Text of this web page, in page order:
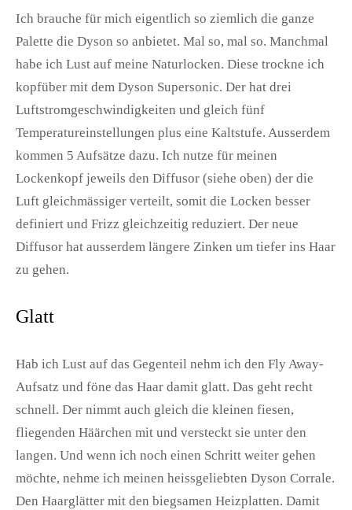
Ich brauche für mich eigentlich so ziemlich die ganze
Palette die Dyson so anbietet. Mal so, mal so. Manchmal
habe ich Lust auf meine Naturlocken. Diese trockne ich
kopfüber mit dem Dyson Supersonic. Der hat drei
Luftstromgeschwindigkeiten und gleich fünf
Temperatureinstellungen plus eine Kaltstufe. Ausserdem
kommen 5 Aufsätze dazu. Ich nutze für meinen
Lockenkopf jeweils den Diffusor (siehe oben) der die
Luft gleichmässiger verteilt, somit die Locken besser
definiert und Frizz gleichzeitig reduziert. Der neue
Diffusor hat ausserdem längere Zinken um tiefer ins Haar
zu gehen.
Glatt
Hab ich Lust auf das Gegenteil nehm ich den Fly Away-
Aufsatz und föne das Haar damit glatt. Das geht recht
schnell. Der nimmt auch gleich die kleinen fiesen,
fliegenden Häärchen mit und versteckt sie unter den
langen. Und wenn ich noch einen Schritt weiter gehen
möchte, nehme ich meinen heissgeliebten Dyson Corrale.
Den Haarglätter mit den biegsamen Heizplatten. Damit